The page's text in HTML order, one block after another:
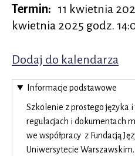
Termin
11 kwietnia
kwietnia 2025 godz.
Dodaj do kalendarza
Informacje podstawowe
Szkolenie z prostego języka
regulacjach i dokumentach
we współpracy z Fundacją
Uniwersytecie